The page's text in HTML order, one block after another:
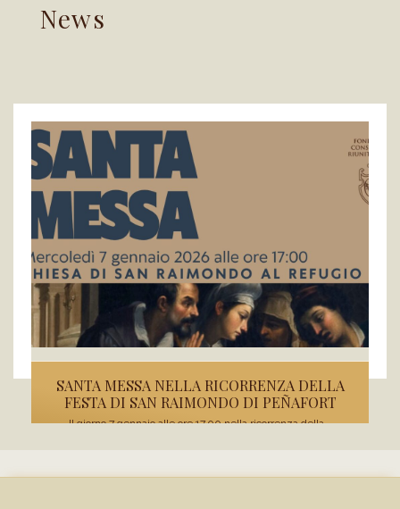
News
SANTA MESSA NELLA RICORRENZA DELLA
FESTA DI SAN RAIMONDO DI PEÑAFORT
Il giorno 7 gennaio alle ore 17.00 nella ricorrenza della...